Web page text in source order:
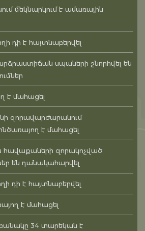
մեկնարկում է ամառային
դի է հայտնաբերվել
սպաների շնորհվել են
է մահացել
զորավարժարանում
է մահացել
զորակոչված
են դանակահարվել
դի է հայտնաբերվել
է մահացել
34 տարեկան է